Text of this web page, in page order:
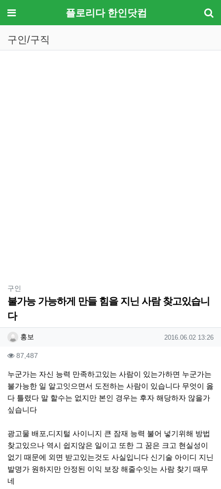
메뉴 플로리다 한인닷컴
구인/구직
구인
불가능 가능하게 만들 힘을 지닌 사람 찾고있습니
다
작성자 정보
홍보 작성일
2016.06.02 13:26
컨텐츠 정보
87,487
본문
누군가는 자신 능력 만족하고있는 사람이 있는가하면 누군가는
불가능한 일 알고잇으면서 도전하는 사람이 있습니다 무엇이 옳
다 틀렸다 말 할수는 없지만 본인 경우는 후자 해당하자 않을가
싶습니다
광고물 배포,디지털 사이니지 큰 잠재 능력 불어 넣기위해 방법
찾고있으나 역시 쉽지않은 일이고 또한 그 꿈은 크고 현실성이
없기 때문에 외면 받고있는것도 사실입니다 신기술 아이디 지닌
발명가 원하지만 안정된 이익 보장 해줄수잇는 사람 찾기 때무
네